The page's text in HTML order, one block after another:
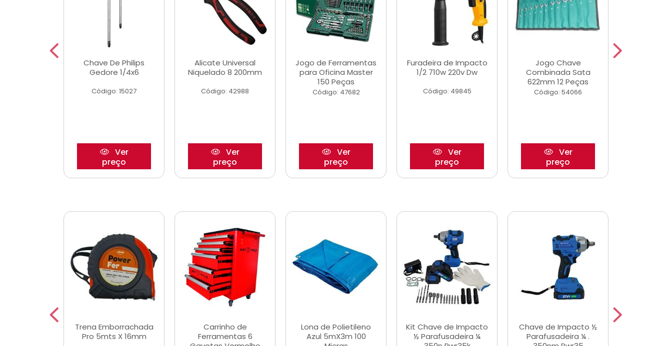
Chave De Philips
Gedore 1/4x6
Código: 15027
Ver
preço
Alicate Universal
Niquelado 8 200mm
Código: 42988
Ver
preço
Jogo de Ferramentas
para Oficina Master
150 Peças
Código: 47682
Ver
preço
Furadeira de Impacto
1/2 710w 220v Dw
Código: 49845
Ver
preço
Jogo Chave
Combinada Sata
622mm 12 Peças
Código: 54066
Ver
preço
Trena Emborrachada
Pro 5mts X 16mm
Carrinho de
Ferramentas 6
Lona de Polietileno
Azul 5mX3m 100
Kit Chave de Impacto
½ Parafusadeira ¼
Chave de Impacto ½
Parafusadeira ¼ .